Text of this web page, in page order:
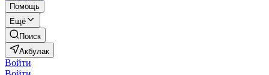
Помощь
Ещё
Поиск
Акбулак
Войти